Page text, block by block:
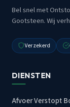
Bel snel met
Gootsteen. Wij
Verzekerd
DIENSTEN
Afvoer Verstopt